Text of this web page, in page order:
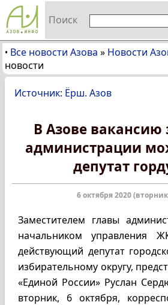
Поиск
• Все новости Азова » Новости
новости
Источник: Ёрш. Азов
В Азове вакансию
администрации
депутат
6 октября 2020
Заместителем главы
начальником управления
действующий депутат
избирательному округу,
«Единой России» Руслан
вторник, 6 октября,